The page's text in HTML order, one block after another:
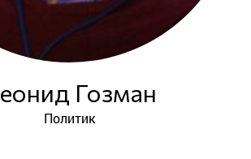
Леонид Гозман
Политик